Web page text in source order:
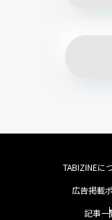
TABIZINEに
広告掲載
記事一